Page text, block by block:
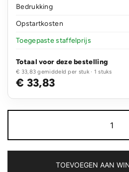
Bedrukking
Opstartkosten
Toegepaste staffelprijs
Totaal voor deze bestelling
€ 33,83 gemiddeld per stuk · 1 stuks
€ 33,83
Winter
TOEVOEGEN AAN